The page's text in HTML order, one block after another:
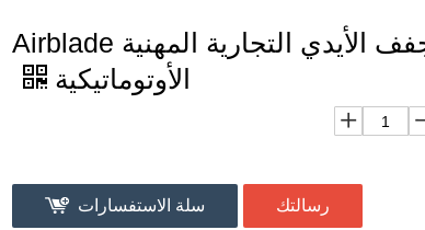
مجفف الأيدي التجارية المهنية Airblade
الأوتوماتيكية
رسالتك سلة الاستفسارات